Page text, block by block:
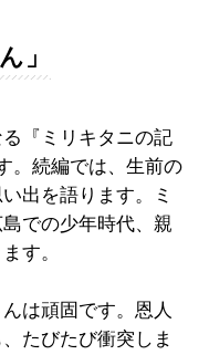
」
『ミリキタニの記
。続編では、生前の
出を語ります。ミ
での少年時代、親
す。
は頑固です。恩人
たびたび衝突しま